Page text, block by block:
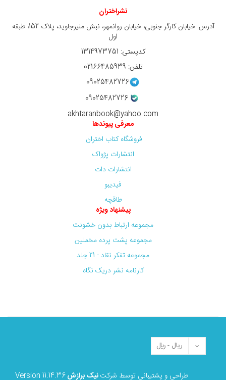
نشراختران
آدرس: خیابان کارگر جنوبی، خیابان روانمهر، نبش منیرجاوید، پلاک 152، طبقه
اول
کدپستی: 1314973751
تلفن: 02166485939
09025482726
09025482726
akhtaranbook@yahoo.com
معرفی پیوندها
فروشگاه کتاب اختران
انتشارات پژواک
انتشارات دات
فیدیبو
طاقچه
پیشنهاد ویژه
مجموعه ارتباط بدون خشونت
مجموعه پشت پرده مخملین
مجموعه تفکر نقاد - 21 جلد
کارنامه نشر دریک نگاه
طراحی و پشتیبانی توسط شرکتنیک برازشVersion 11.14.36